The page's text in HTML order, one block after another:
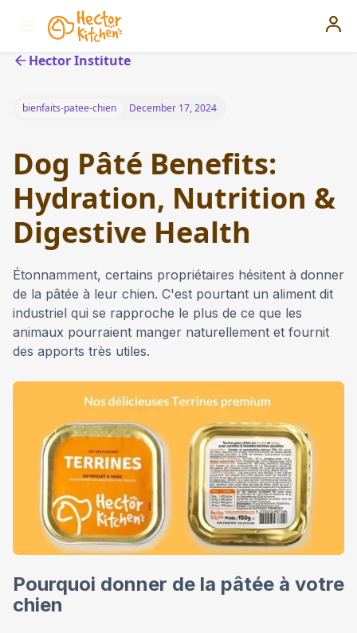
Hector Institute
bienfaits-patee-chien December 17, 2024
Dog Pâté Benefits:
Hydration, Nutrition &
Digestive Health
Étonnamment, certains propriétaires hésitent à donner
de la pâtée à leur chien. C'est pourtant un aliment dit
industriel qui se rapproche le plus de ce que les
animaux pourraient manger naturellement et fournit
des apports très utiles.
Pourquoi donner de la pâtée à votre
chien